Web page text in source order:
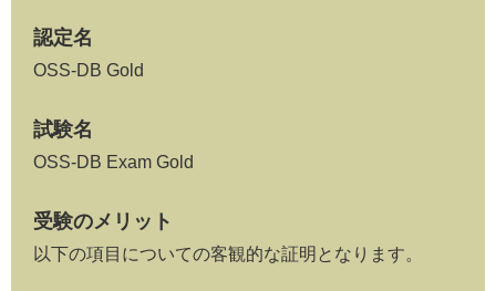
認定名
OSS-DB Gold
試験名
OSS-DB Exam Gold
受験のメリット
以下の項目についての客観的な証明となります。